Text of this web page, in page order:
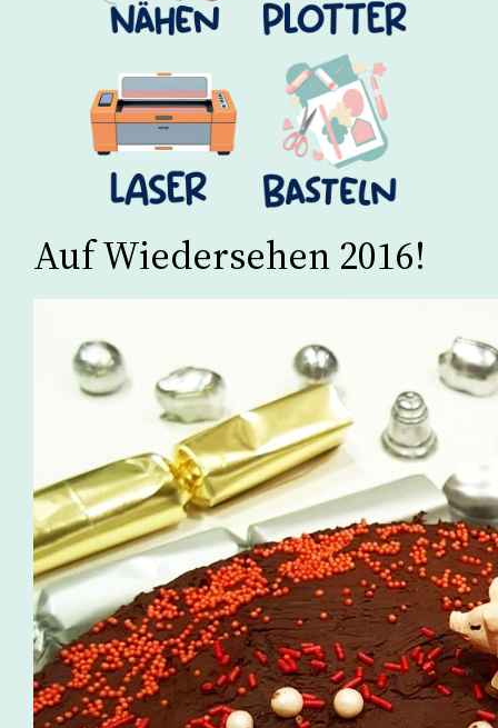
Auf Wiedersehen 2016!